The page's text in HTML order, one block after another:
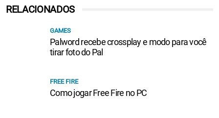
RELACIONADOS
GAMES
Palword recebe crossplay e modo para você
tirar foto do Pal
FREE FIRE
Como jogar Free Fire no PC